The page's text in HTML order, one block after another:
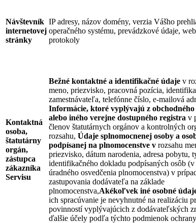
Návštevník
internetovej
stránky
IP adresy, názov domény, verzia Vášho
operačného systému, prevádzkové údaje,
protokoly
Kontaktná
osoba,
štatutárny
orgán,
zástupca
zákazníka
Servisu
Bežné kontaktné a identifikačné údaje v
meno, priezvisko, pracovná pozícia,
zamestnávateľa, telefónne číslo, e-mailová
Informácie, ktoré vyplývajú z obchodného
alebo iného verejne dostupného registra v
členov štatutárnych orgánov a kontrolných
rozsahu, Údaje splnomocnenej osoby a
podpísanej na plnomocenstve v rozsahu
priezvisko, dátum narodenia, adresa pobytu,
identifikačného dokladu podpísaných osôb (v
úradného osvedčenia plnomocenstva) v
zastupovania dodávateľa na základe
plnomocenstva,Akékoľvek iné osobné
ich spracúvanie je nevyhnutné na realizáciu
povinností vyplývajúcich z dodávateľských
ďalšie účely podľa týchto podmienok